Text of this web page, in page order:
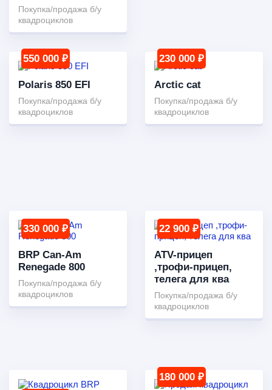
Покупка/продажа б/у
квадроциклов
550 000 ₽
Polaris 850 EFI
Покупка/продажа б/у
квадроциклов
230 000 ₽
Arctic cat
Покупка/продажа б/у
квадроциклов
330 000 ₽
BRP Can-Am
Renegade 800
Покупка/продажа б/у
квадроциклов
22 900 ₽
ATV-прицеп
,трофи-прицеп,
телега для ква
Покупка/продажа б/у
квадроциклов
180 000 ₽